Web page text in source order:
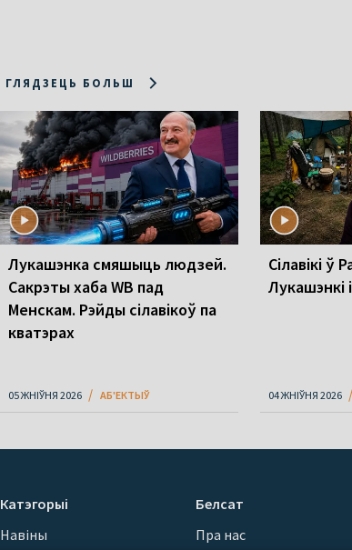
ГЛЯДЗЕЦЬ БОЛЬШ
Лукашэнка смяшыць людзей.
Сакрэты хаба WB пад
Менскам. Рэйды сілавікоў па
кватэрах
05 ЖНІЎНЯ 2026 АБ'ЕКТЫЎ
Сілавікі ў
Лукашэнкі
04 ЖНІЎНЯ 2026
Катэгорыі
Навіны
Белсат
Пра нас